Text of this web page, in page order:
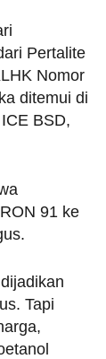
Pertalite
Nomor
ditemui di
BSD,
91 ke
Tapi